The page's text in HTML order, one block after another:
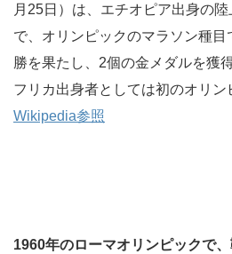
月25日）は、エチオピア出身の
で、オリンピックのマラソン種
勝を果たし、2個の金メダルを獲
フリカ出身者としては初のオリン
Wikipedia参照
1960年のローマオリンピックで